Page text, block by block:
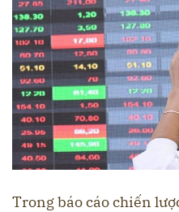
Trong báo cáo chiến